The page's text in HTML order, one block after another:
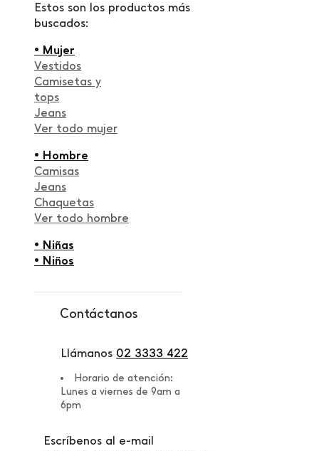
Estos son los productos más
buscados:
• Mujer
Vestidos
Camisetas y
tops
Jeans
Ver todo mujer
• Hombre
Camisas
Jeans
Chaquetas
Ver todo hombre
• Niñas
• Niños
Contáctanos
Llámanos 02 3333 422
Horario de atención:
Lunes a viernes de 9am a
6pm
Escríbenos al e-mail